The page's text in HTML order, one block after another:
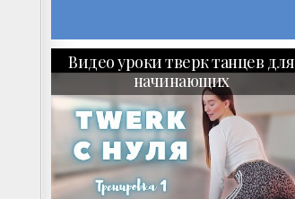
Видео уроки тверк танцев для
начинающих